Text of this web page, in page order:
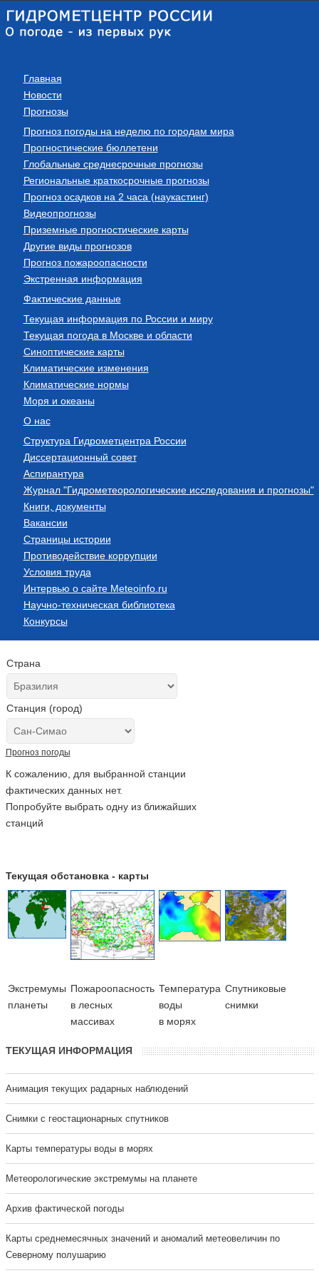
Главная
Новости
Прогнозы
Прогноз погоды на неделю по городам мира
Прогностические бюллетени
Глобальные среднесрочные прогнозы
Региональные краткосрочные прогнозы
Прогноз осадков на 2 часа (наукастинг)
Видеопрогнозы
Приземные прогностические карты
Другие виды прогнозов
Прогноз пожароопасности
Экстренная информация
Фактические данные
Текущая информация по России и миру
Текущая погода в Москве и области
Синоптические карты
Климатические изменения
Климатические нормы
Моря и океаны
О нас
Структура Гидрометцентра России
Диссертационный совет
Аспирантура
Журнал "Гидрометеорологические исследования и прогнозы"
Книги, документы
Вакансии
Страницы истории
Противодействие коррупции
Условия труда
Интервью о сайте Meteoinfo.ru
Научно-техническая библиотека
Конкурсы
Страна
Станция (город)
Прогноз погоды
К сожалению, для выбранной станции
фактических данных нет.
Попробуйте выбрать одну из ближайших
станций
Текущая обстановка - карты
Экстремумы
планеты
Пожароопасность
в лесных
массивах
Температура
воды
в морях
Cпутниковые
снимки
ТЕКУЩАЯ ИНФОРМАЦИЯ
Анимация текущих радарных наблюдений
Cнимки с геостационарных спутников
Карты температуры воды в морях
Метеорологические экстремумы на планете
Архив фактической погоды
Карты среднемесячных значений и аномалий метеовеличин по
Северному полушарию